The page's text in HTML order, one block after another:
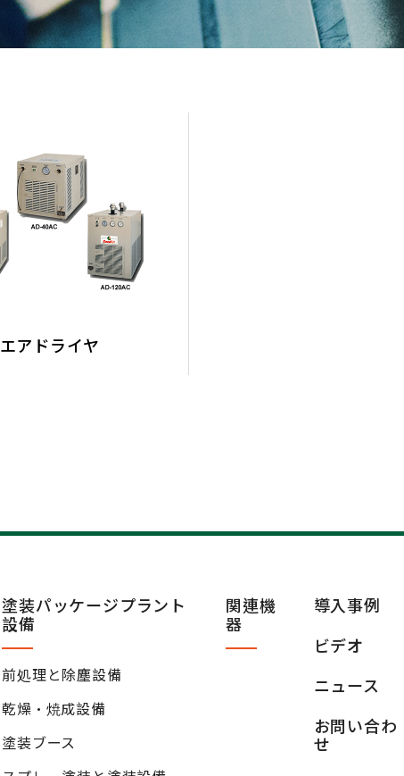
エアドライヤ
塗装パッケージプラント
設備
前処理と除塵設備
乾燥·焼成設備
塗装ブース
関連機
器
導入事例
ビデオ
ニュース
お問い合わ
せ